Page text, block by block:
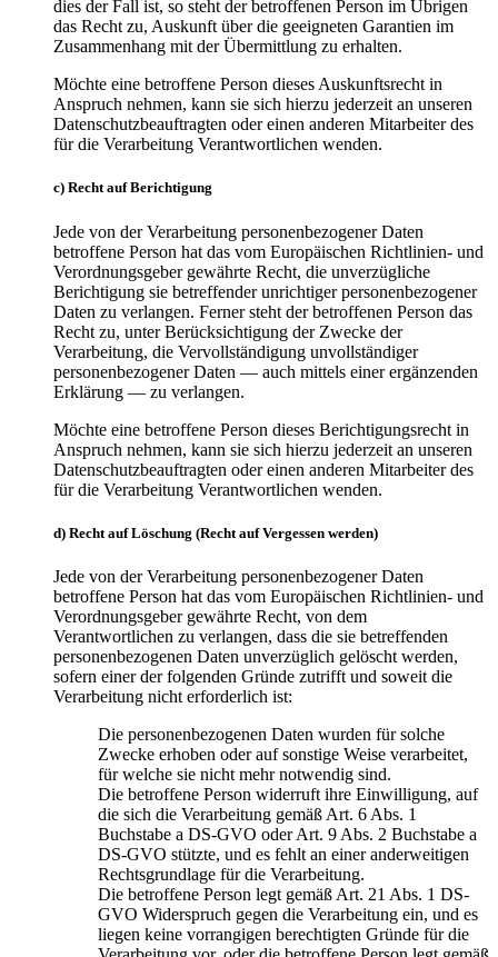
dies der Fall ist, so steht der betroffenen Person im Übrigen
das Recht zu, Auskunft über die geeigneten Garantien im
Zusammenhang mit der Übermittlung zu erhalten.
Möchte eine betroffene Person dieses Auskunftsrecht in
Anspruch nehmen, kann sie sich hierzu jederzeit an unseren
Datenschutzbeauftragten oder einen anderen Mitarbeiter des
für die Verarbeitung Verantwortlichen wenden.
c) Recht auf Berichtigung
Jede von der Verarbeitung personenbezogener Daten
betroffene Person hat das vom Europäischen Richtlinien- und
Verordnungsgeber gewährte Recht, die unverzügliche
Berichtigung sie betreffender unrichtiger personenbezogener
Daten zu verlangen. Ferner steht der betroffenen Person das
Recht zu, unter Berücksichtigung der Zwecke der
Verarbeitung, die Vervollständigung unvollständiger
personenbezogener Daten — auch mittels einer ergänzenden
Erklärung — zu verlangen.
Möchte eine betroffene Person dieses Berichtigungsrecht in
Anspruch nehmen, kann sie sich hierzu jederzeit an unseren
Datenschutzbeauftragten oder einen anderen Mitarbeiter des
für die Verarbeitung Verantwortlichen wenden.
d) Recht auf Löschung (Recht auf Vergessen werden)
Jede von der Verarbeitung personenbezogener Daten
betroffene Person hat das vom Europäischen Richtlinien- und
Verordnungsgeber gewährte Recht, von dem
Verantwortlichen zu verlangen, dass die sie betreffenden
personenbezogenen Daten unverzüglich gelöscht werden,
sofern einer der folgenden Gründe zutrifft und soweit die
Verarbeitung nicht erforderlich ist:
Die personenbezogenen Daten wurden für solche
Zwecke erhoben oder auf sonstige Weise verarbeitet,
für welche sie nicht mehr notwendig sind.
Die betroffene Person widerruft ihre Einwilligung, auf
die sich die Verarbeitung gemäß Art. 6 Abs. 1
Buchstabe a DS-GVO oder Art. 9 Abs. 2 Buchstabe a
DS-GVO stützte, und es fehlt an einer anderweitigen
Rechtsgrundlage für die Verarbeitung.
Die betroffene Person legt gemäß Art. 21 Abs. 1 DS-
GVO Widerspruch gegen die Verarbeitung ein, und es
liegen keine vorrangigen berechtigten Gründe für die